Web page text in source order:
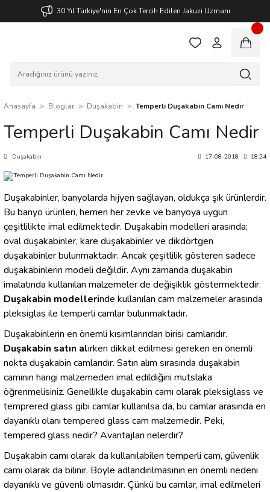
30 Yıl Türkiye'nin En Çok Tercih Edilen Jakuzi Uzmanı
Anasayfa Bloglar Duşakabin Temperli Duşakabin Camı Nedir
Temperli Duşakabin Camı Nedir
Duşakabin 17-08-2018 18:24
Duşakabinler, banyolarda hijyen sağlayan, oldukça şık ürünlerdir.
Bu banyo ürünleri, hemen her zevke ve banyoya uygun
çeşitlilikte imal edilmektedir. Duşakabin modelleri arasında;
oval duşakabinler, kare duşakabinler ve dikdörtgen
duşakabinler bulunmaktadır. Ancak çeşitlilik gösteren sadece
duşakabinlerin modeli değildir. Aynı zamanda duşakabin
imalatında kullanılan malzemeler de değişiklik göstermektedir.
Duşakabin modellerinde kullanılan cam malzemeler arasında
pleksiglas ile temperli camlar bulunmaktadır.
Duşakabinlerin en önemli kısımlarından birisi camlarıdır.
Duşakabin satın alırken dikkat edilmesi gereken en önemli
nokta duşakabin camlarıdır. Satın alım sırasında duşakabin
camının hangi malzemeden imal edildiğini mutslaka
öğrenmelisiniz. Genellikle duşakabin camı olarak pleksiglass ve
temprered glass gibi camlar kullanılsa da, bu camlar arasında en
dayanıklı olanı tempered glass cam malzemedir. Peki,
tempered glass nedir? Avantajları nelerdir?
Duşakabin camı olarak da kullanılabilen temperli cam, güvenlik
camı olarak da bilinir. Böyle adlandırılmasının en önemli nedeni
dayanıklı ve güvenli olmasıdır. Çünkü bu camlar, imal edilmeleri